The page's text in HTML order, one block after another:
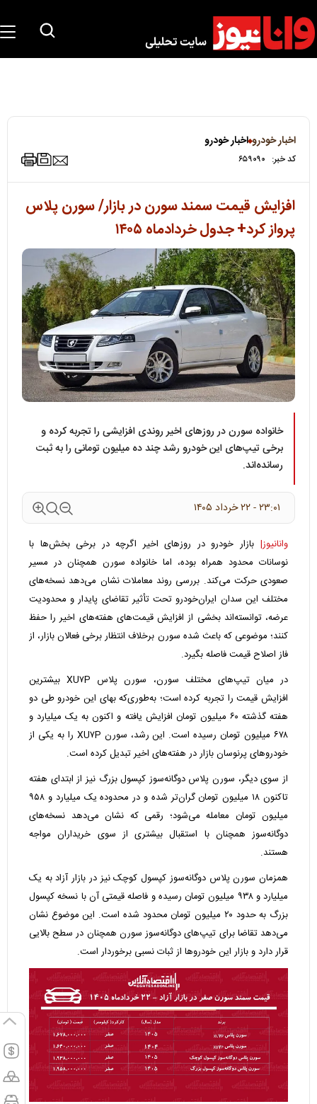
اخبار خودرو اخبار خودرو
کد خبر: ۶۵۹۰۹۰
افزایش قیمت سمند سورن در بازار/ سورن پلاس
پرواز کرد+ جدول خردادماه ۱۴۰۵
خانواده سورن در روزهای اخیر روندی افزایشی را تجربه کرده و
برخی تیپ‌های این خودرو رشد چند ده میلیون تومانی را به ثبت
رسانده‌اند.
۲۳:۰۱ - ۲۲ خرداد ۱۴۰۵
وانانیوز| بازار خودرو در روزهای اخیر اگرچه در برخی بخش‌ها با
نوسانات محدود همراه بوده، اما خانواده سورن همچنان در مسیر
صعودی حرکت می‌کند. بررسی روند معاملات نشان می‌دهد نسخه‌های
مختلف این سدان ایران‌خودرو تحت تأثیر تقاضای پایدار و محدودیت
عرضه، توانسته‌اند بخشی از افزایش قیمت‌های هفته‌های اخیر را حفظ
کنند؛ موضوعی که باعث شده سورن برخلاف انتظار برخی فعالان بازار، از
فاز اصلاح قیمت فاصله بگیرد.
در میان تیپ‌های مختلف سورن، سورن پلاس XU۷P بیشترین
افزایش قیمت را تجربه کرده است؛ به‌طوری‌که بهای این خودرو طی دو
هفته گذشته ۶۰ میلیون تومان افزایش یافته و اکنون به یک میلیارد و
۶۷۸ میلیون تومان رسیده است. این رشد، سورن XU۷P را به یکی از
خودروهای پرنوسان بازار در هفته‌های اخیر تبدیل کرده است.
از سوی دیگر، سورن پلاس دوگانه‌سوز کپسول بزرگ نیز از ابتدای هفته
تاکنون ۱۸ میلیون تومان گران‌تر شده و در محدوده یک میلیارد و ۹۵۸
میلیون تومان معامله می‌شود؛ رقمی که نشان می‌دهد نسخه‌های
دوگانه‌سوز همچنان با استقبال بیشتری از سوی خریداران مواجه
هستند.
همزمان سورن پلاس دوگانه‌سوز کپسول کوچک نیز در بازار آزاد به یک
میلیارد و ۹۳۸ میلیون تومان رسیده و فاصله قیمتی آن با نسخه کپسول
بزرگ به حدود ۲۰ میلیون تومان محدود شده است. این موضوع نشان
می‌دهد تقاضا برای تیپ‌های دوگانه‌سوز سورن همچنان در سطح بالایی
قرار دارد و بازار این خودروها از ثبات نسبی برخوردار است.